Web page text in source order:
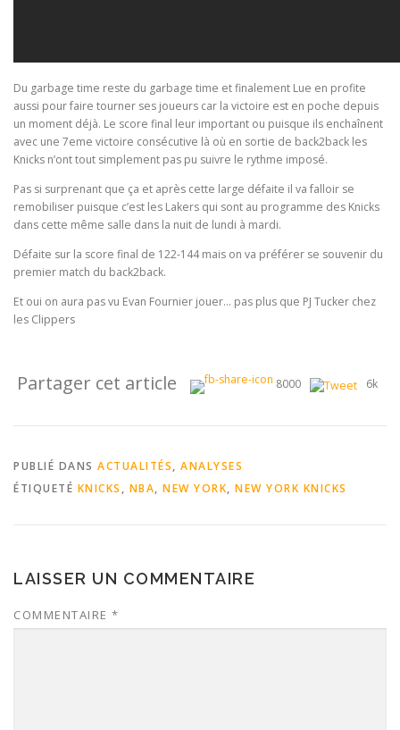
Du garbage time reste du garbage time et finalement Lue en profite
aussi pour faire tourner ses joueurs car la victoire est en poche depuis
un moment déjà. Le score final leur important ou puisque ils enchaînent
avec une 7eme victoire consécutive là où en sortie de back2back les
Knicks n’ont tout simplement pas pu suivre le rythme imposé.
Pas si surprenant que ça et après cette large défaite il va falloir se
remobiliser puisque c’est les Lakers qui sont au programme des Knicks
dans cette même salle dans la nuit de lundi à mardi.
Défaite sur la score final de 122-144 mais on va préférer se souvenir du
premier match du back2back.
Et oui on aura pas vu Evan Fournier jouer… pas plus que PJ Tucker chez
les Clippers
Partager cet article 8000 6k
PUBLIÉ DANS ACTUALITÉS, ANALYSES
ÉTIQUETÉ KNICKS , NBA, NEW YORK, NEW YORK KNICKS
LAISSER UN COMMENTAIRE
COMMENTAIRE *